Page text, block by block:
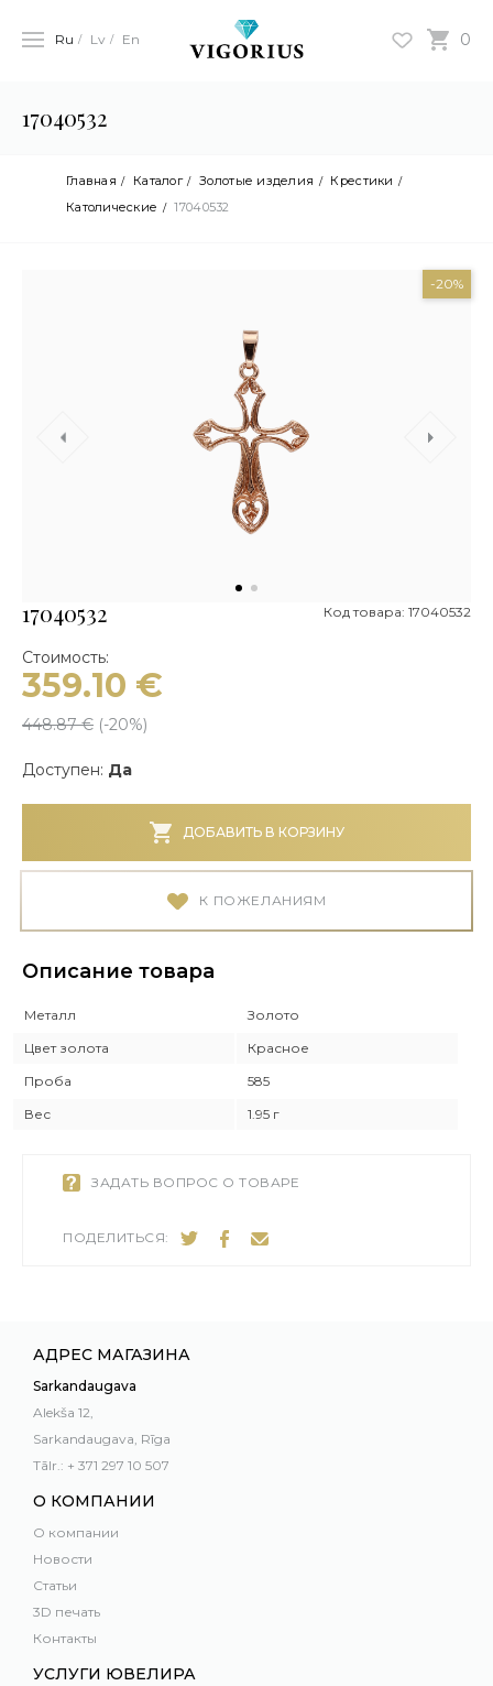
0
Ru Lv En
17040532
Главная Каталог Золотые изделия
Крестики
Католические
17040532
-20%
17040532 Код товара: 17040532
Стоимость:
359.10 €
448.87€ (-20%)
Доступен: Да
ДОБАВИТЬ В КОРЗИНУ
К ПОЖЕЛАНИЯМ
Описание товара
Металл
Золото
Цвет золота
Красное
Проба
585
Вес
1.95 г
ЗАДАТЬ ВОПРОС О ТОВАРЕ
ПОДЕЛИТЬСЯ:
АДРЕС МАГАЗИНА
Sarkandaugava
Alekša 12,
Sarkandaugava, Rīga
Tālr.: + 371 297 10 507
О КОМПАНИИ
О компании
Новости
Статьи
3D печать
Контакты
УСЛУГИ ЮВЕЛИРА